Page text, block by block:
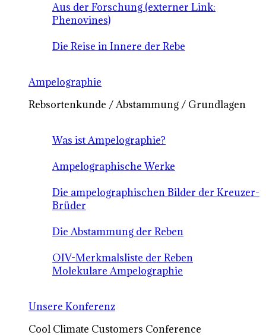
Aus der Forschung (externer Link:
Phenovines)
Die Reise in Innere der Rebe
Ampelographie
Rebsortenkunde / Abstammung / Grundlagen
Was ist Ampelographie?
Ampelographische Werke
Die ampelographischen Bilder der Kreuzer-
Brüder
Die Abstammung der Reben
OIV-Merkmalsliste der Reben
Molekulare Ampelographie
Unsere Konferenz
Cool Climate Customers Conference